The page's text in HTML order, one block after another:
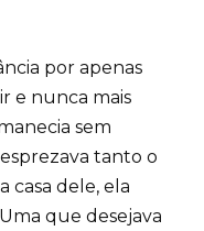
por apenas
e nunca mais
sem
tanto o
casa dele, ela
que desejava